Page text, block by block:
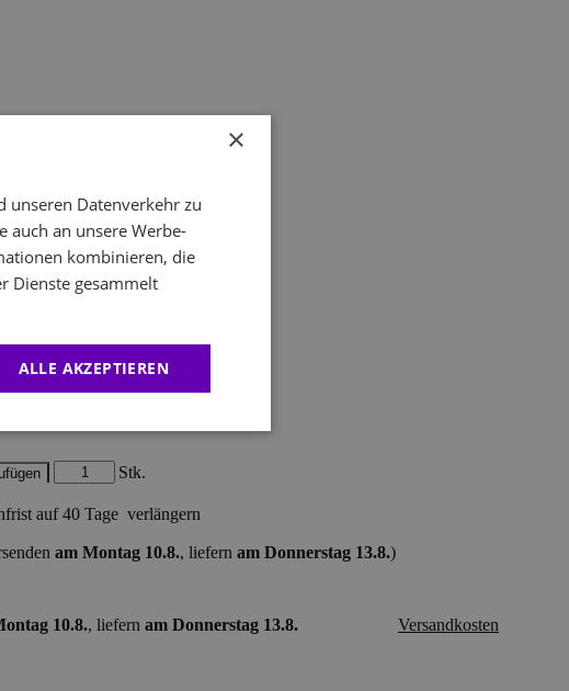
– rot
Stk.
auf 40 Tage verlängern
am Montag 10.8., liefern am Donnerstag 13.8.)
10.8., liefern am Donnerstag 13.8. Versandkosten
×
unseren Datenverkehr zu
auch an unsere Werbe-
kombinieren, die
Dienste gesammelt
ALLE AKZEPTIEREN